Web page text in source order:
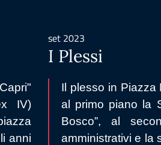
IV)
anni
set 2023
I Plessi
Il plesso in Piazza
al primo piano la
Bosco”, al
amministrativi e la